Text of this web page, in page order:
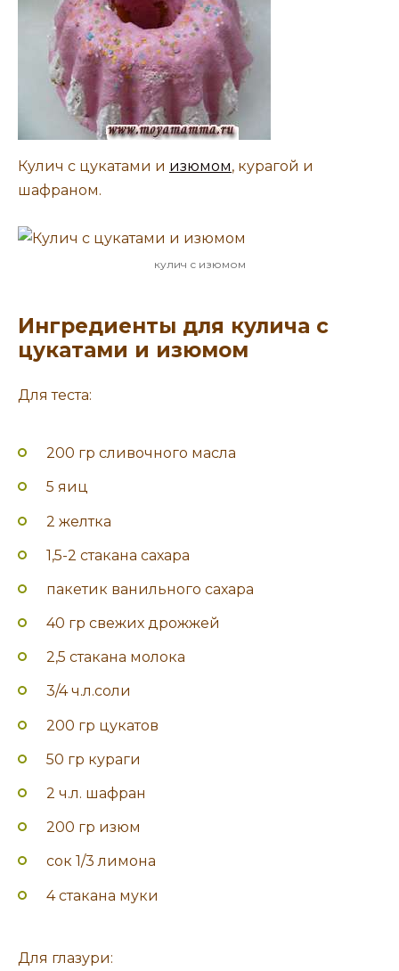
Кулич с цукатами и изюмом, курагой и
шафраном.
кулич с изюмом
Ингредиенты для кулича с
цукатами и изюмом
Для теста:
200 гр сливочного масла
5 яиц
2 желтка
1,5-2 стакана сахара
пакетик ванильного сахара
40 гр свежих дрожжей
2,5 стакана молока
3/4 ч.л.соли
200 гр цукатов
50 гр кураги
2 ч.л. шафран
200 гр изюм
сок 1/3 лимона
4 стакана муки
Для глазури: